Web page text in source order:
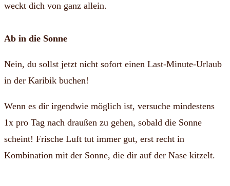
weckt dich von ganz allein.
Ab in die Sonne
Nein, du sollst jetzt nicht sofort einen Last-Minute-Urlaub
in der Karibik buchen!
Wenn es dir irgendwie möglich ist, versuche mindestens
1x pro Tag nach draußen zu gehen, sobald die Sonne
scheint! Frische Luft tut immer gut, erst recht in
Kombination mit der Sonne, die dir auf der Nase kitzelt.